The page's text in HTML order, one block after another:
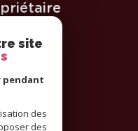
site
pendant
des
des